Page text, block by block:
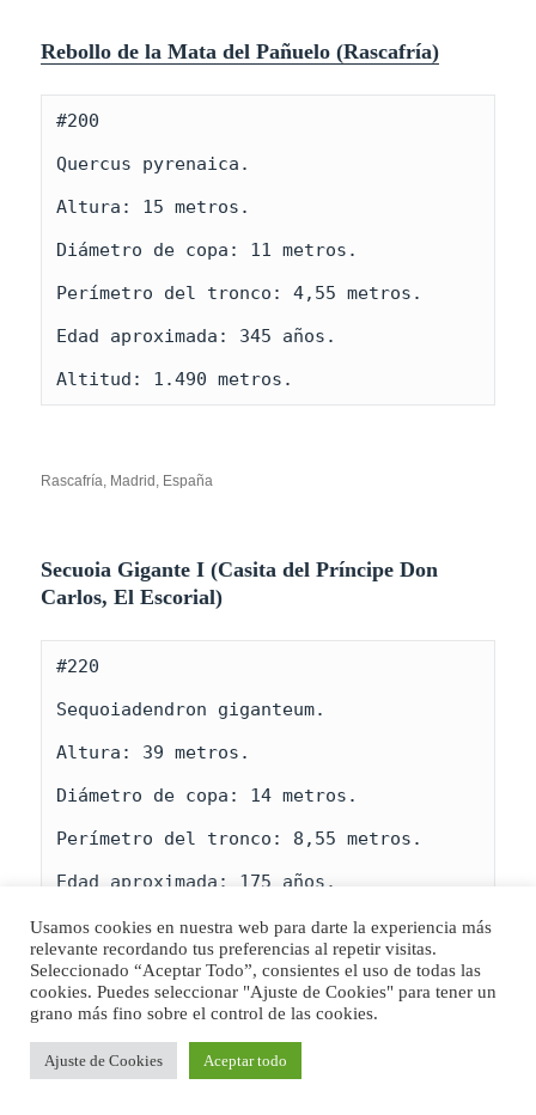
Rebollo de la Mata del Pañuelo (Rascafría)
#200
Quercus pyrenaica.
Altura: 15 metros.
Diámetro de copa: 11 metros.
Perímetro del tronco: 4,55 metros.
Edad aproximada: 345 años.
Altitud: 1.490 metros.
Rascafría, Madrid, España
Secuoia Gigante I (Casita del Príncipe Don
Carlos, El Escorial)
#220
Sequoiadendron giganteum.
Altura: 39 metros.
Diámetro de copa: 14 metros.
Perímetro del tronco: 8,55 metros.
Edad aproximada: 175 años.
Altitud: 942 metros.
España
Usamos cookies en nuestra web para darte la experiencia más
relevante recordando tus preferencias al repetir visitas.
Seleccionado “Aceptar Todo”, consientes el uso de todas las
cookies. Puedes seleccionar "Ajuste de Cookies" para tener un
grano más fino sobre el control de las cookies.
Ajuste de Cookies Aceptar todo